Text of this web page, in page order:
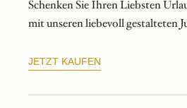
Schenken Sie Ihren Liebsten
mit unseren liebevoll gestalteten
JETZT KAUFEN